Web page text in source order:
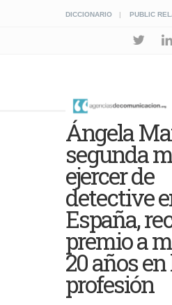
DICCIONARIO PUBLIC
Ángela
segunda
ejercer de
detective
España,
premio a
20 años en
profesión